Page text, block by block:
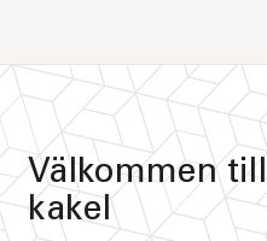
Välkommen
kakel